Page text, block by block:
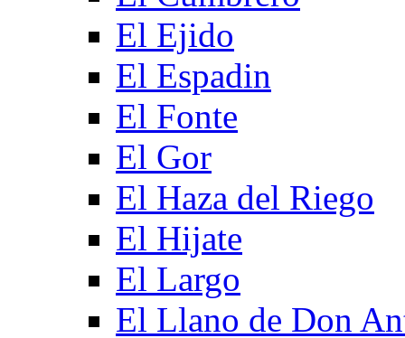
El Ejido
El Espadin
El Fonte
El Gor
El Haza del Riego
El Hijate
El Largo
El Llano de Don